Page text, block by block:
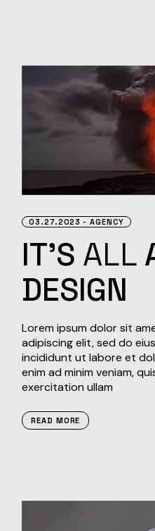
03.27.2023 AGENCY
IT’S ALL
DESIGN
Lorem ipsum dolor sit
adipiscing elit, sed do
incididunt ut labore et
enim ad minim veniam,
exercitation ullam
READ MORE